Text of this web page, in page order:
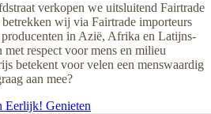
verkopen we uitsluitend Fairtrade
wij via Fairtrade importeurs
producenten in Azië, Afrika en Latijns-
respect voor mens en milieu
betekent voor velen een menswaardig
aan mee?
Eerlijk! Genieten